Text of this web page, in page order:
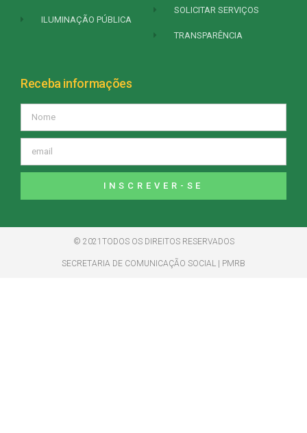
ILUMINAÇÃO PÚBLICA
SOLICITAR SERVIÇOS
TRANSPARÊNCIA
Receba informações
INSCREVER-SE
© 2021TODOS OS DIREITOS RESERVADOS
SECRETARIA DE COMUNICAÇÃO SOCIAL | PMRB